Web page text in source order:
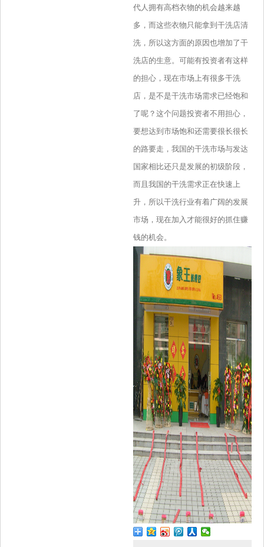
代人拥有高档衣物的机会越来越
多，而这些衣物只能拿到干洗店清
洗，所以这方面的原因也增加了干
洗店的生意。可能有投资者有这样
的担心，现在市场上有很多干洗
店，是不是干洗市场需求已经饱和
了呢？这个问题投资者不用担心，
要想达到市场饱和还需要很长很长
的路要走，我国的干洗市场与发达
国家相比还只是发展的初级阶段，
而且我国的干洗需求正在快速上
升，所以干洗行业有着广阔的发展
市场，现在加入才能很好的抓住赚
钱的机会。